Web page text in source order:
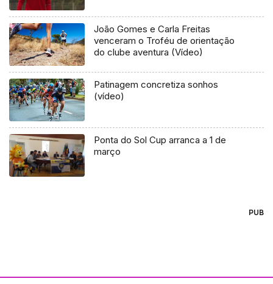
João Gomes e Carla Freitas
venceram o Troféu de orientação
do clube aventura (Vídeo)
Patinagem concretiza sonhos
(vídeo)
Ponta do Sol Cup arranca a 1 de
março
PUB